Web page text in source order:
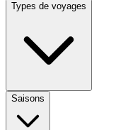
Types de voyages
Saisons